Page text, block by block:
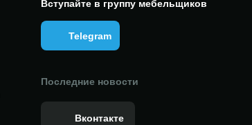
Вступайте в группу мебельщиков
Telegram
Последние новости
Вконтакте